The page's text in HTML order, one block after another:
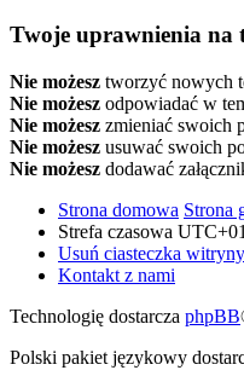
Twoje uprawnienia na
Nie możesz tworzyć nowych
Nie możesz odpowiadać w
Nie możesz zmieniać swoich
Nie możesz usuwać swoich
Nie możesz dodawać
Strona domowa Strona
Strefa czasowa
Usuń ciasteczka witryny
Kontakt z nami
Technologię dostarcza phpBB
Polski pakiet językowy